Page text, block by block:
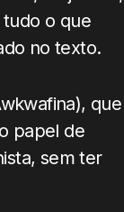
o que
no texto.
que
papel de
sem ter